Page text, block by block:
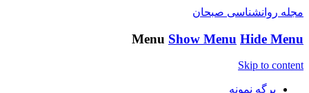
مجله روانشناسی صبحان
Menu Show Menu Hide Menu
Skip to content
برگه نمونه